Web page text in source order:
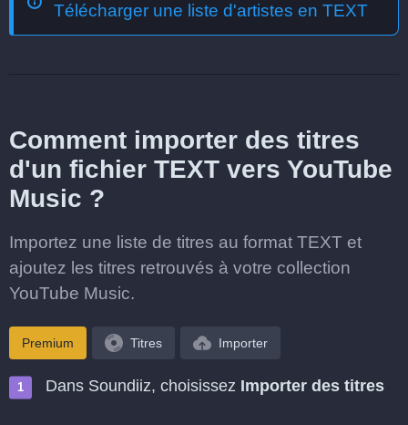
Télécharger une liste d'artistes en TEXT
Comment importer des titres
d'un fichier TEXT vers YouTube
Music ?
Importez une liste de titres au format TEXT et
ajoutez les titres retrouvés à votre collection
YouTube Music.
Premium Titres Importer
Dans Soundiiz, choisissez Importer des titres